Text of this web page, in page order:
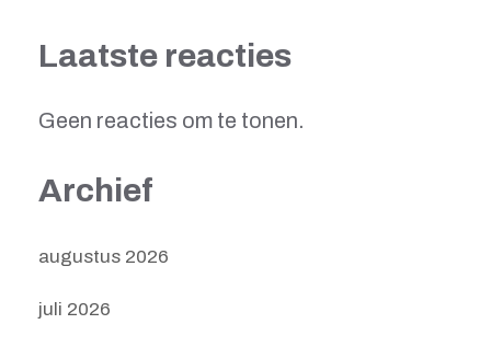
Laatste reacties
Geen reacties om te tonen.
Archief
augustus 2026
juli 2026